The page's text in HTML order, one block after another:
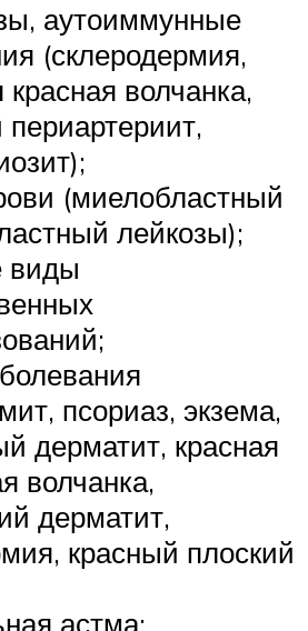
аутоиммунные
(склеродермия,
волчанка,
(миелобластный
лейкозы);
виды
псориаз, экзема,
дерматит, красная
волчанка,
дерматит,
красный плоский
астма;